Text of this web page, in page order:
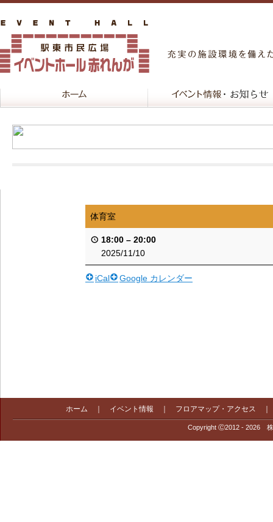
体育室
18:00 – 20:00
2025/11/10
iCal Google カレンダー
ホーム イベント情報 フロアマップ・アクセス
Copyright Ⓒ2012 - 2026 株